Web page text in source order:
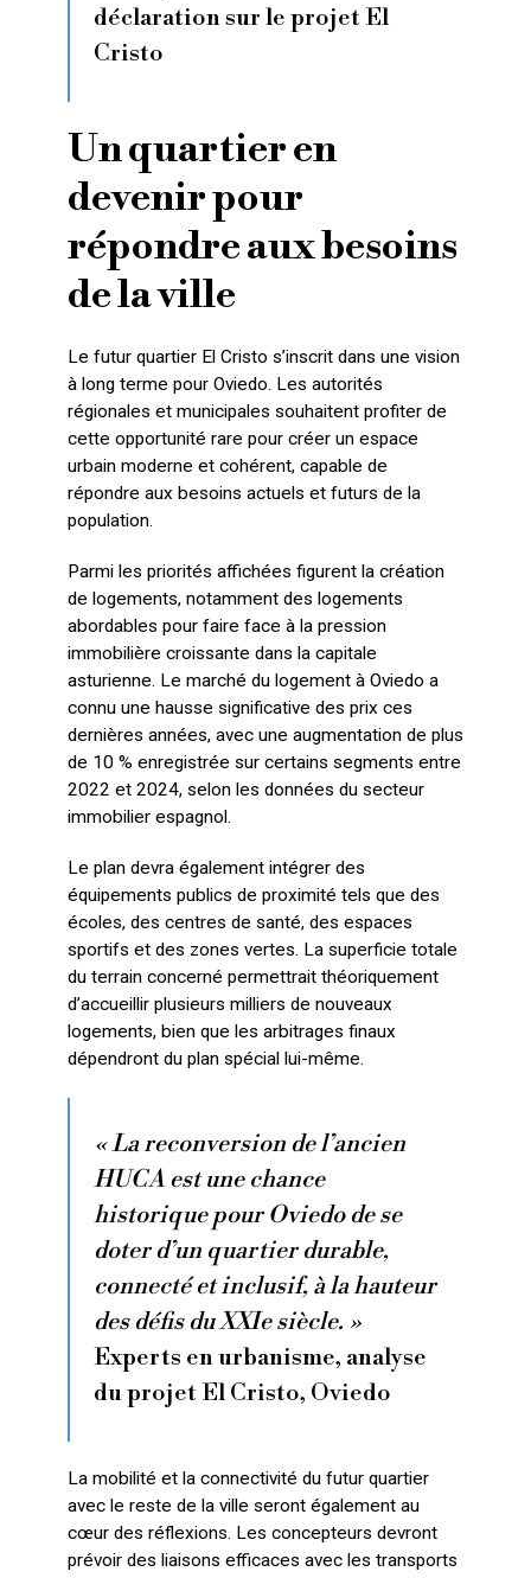
déclaration sur le projet El
Cristo
Un quartier en
devenir pour
répondre aux besoins
de la ville
Le futur quartier El Cristo s’inscrit dans une vision
à long terme pour Oviedo. Les autorités
régionales et municipales souhaitent profiter de
cette opportunité rare pour créer un espace
urbain moderne et cohérent, capable de
répondre aux besoins actuels et futurs de la
population.
Parmi les priorités affichées figurent la création
de logements, notamment des logements
abordables pour faire face à la pression
immobilière croissante dans la capitale
asturienne. Le marché du logement à Oviedo a
connu une hausse significative des prix ces
dernières années, avec une augmentation de plus
de 10 % enregistrée sur certains segments entre
2022 et 2024, selon les données du secteur
immobilier espagnol.
Le plan devra également intégrer des
équipements publics de proximité tels que des
écoles, des centres de santé, des espaces
sportifs et des zones vertes. La superficie totale
du terrain concerné permettrait théoriquement
d’accueillir plusieurs milliers de nouveaux
logements, bien que les arbitrages finaux
dépendront du plan spécial lui-même.
« La reconversion de l’ancien
HUCA est une chance
historique pour Oviedo de se
doter d’un quartier durable,
connecté et inclusif, à la hauteur
des défis du XXIe siècle. »
Experts en urbanisme, analyse
du projet El Cristo, Oviedo
La mobilité et la connectivité du futur quartier
avec le reste de la ville seront également au
cœur des réflexions. Les concepteurs devront
prévoir des liaisons efficaces avec les transports